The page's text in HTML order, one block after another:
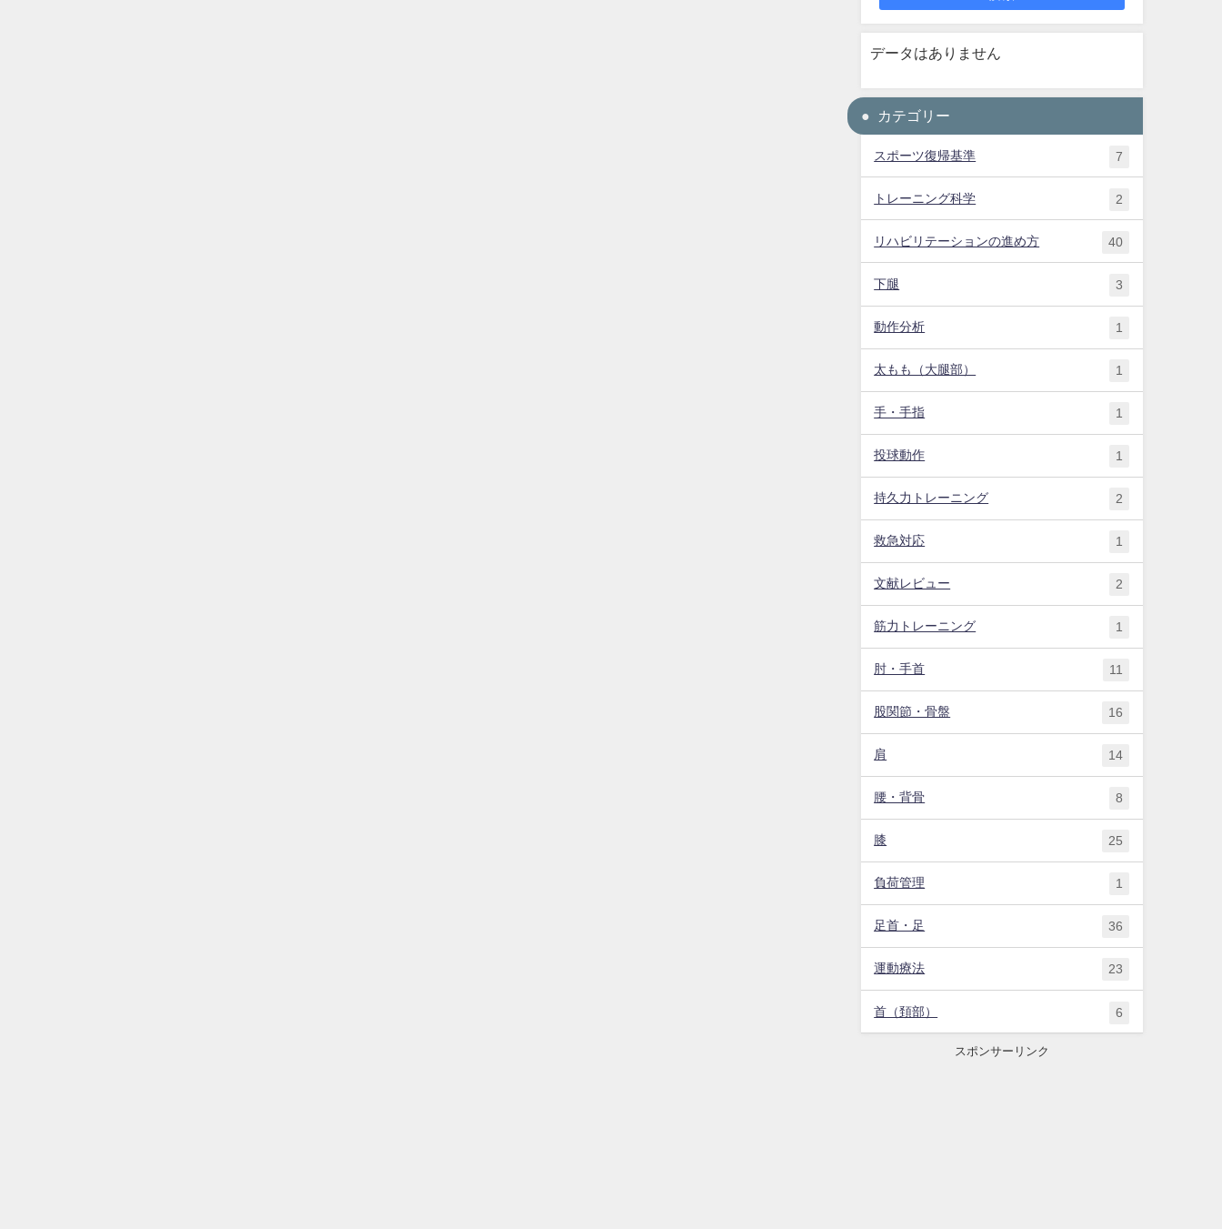
データはありません
カテゴリー
スポーツ復帰基準 7
トレーニング科学 2
リハビリテーションの進め方 40
下腿 3
動作分析 1
太もも（大腿部） 1
手・手指 1
投球動作 1
持久力トレーニング 2
救急対応 1
文献レビュー 2
筋力トレーニング 1
肘・手首 11
股関節・骨盤 16
肩 14
腰・背骨 8
膝 25
負荷管理 1
足首・足 36
運動療法 23
首（頚部） 6
スポンサーリンク